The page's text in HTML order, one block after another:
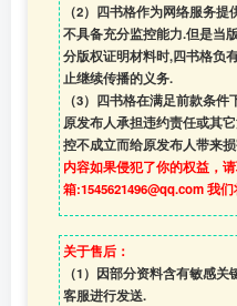
（2）四书格作为网络服务
不具备充分监控能力.但是当
分版权证明材料时,四书格负
止继续传播的义务.
（3）四书格在满足前款条
原发布人承担违约责任或其
控不成立而给原发布人带来
内容如果侵犯了你的权益，
箱:1545621496@qq.com 我
关于售后：
（1）因部分资料含有敏感
客服进行发送.